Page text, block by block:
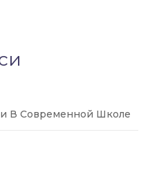
В Современной Школе